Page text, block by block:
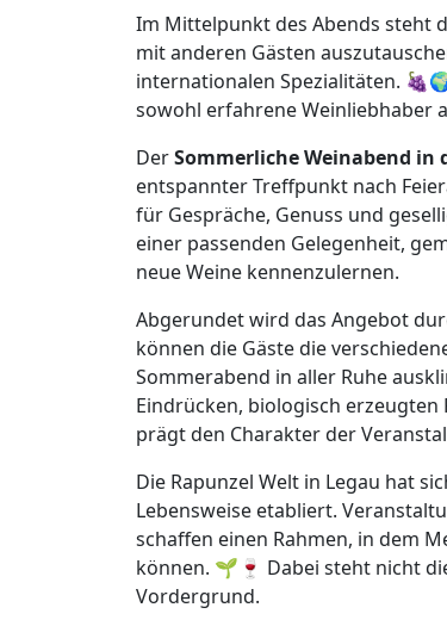
Im Mittelpunkt des Abends steht
mit anderen Gästen
internationalen Spezialitäten.
sowohl erfahrene Weinliebhaber
DerSommerliche Weinabend in
entspannter Treffpunkt nach
für Gespräche, Genuss und
einer passenden Gelegenheit,
neue Weine kennenzulernen.
Abgerundet wird das Angebot
können die Gäste die
Sommerabend in aller Ruhe
Eindrücken, biologisch
prägt den Charakter der
Die Rapunzel Welt in Legau hat
Lebensweise etabliert.
schaffen einen Rahmen, in dem
können. 🌱🍷 Dabei steht nicht
Vordergrund.